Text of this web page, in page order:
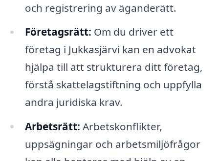
och registrering av äganderätt.
Företagsrätt: Om du driver ett
företag i Jukkasjärvi kan en advokat
hjälpa till att strukturera ditt företag,
förstå skattelagstiftning och uppfylla
andra juridiska krav.
Arbetsrätt: Arbetskonflikter,
uppsägningar och arbetsmiljöfrågor